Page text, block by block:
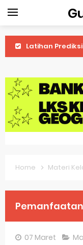
Latihan Prediksi
Latihan Prediksi
Latihan Prediksi
Pembahasan
Pembahasan
Home Materi
Pemanfaatan
07 Maret